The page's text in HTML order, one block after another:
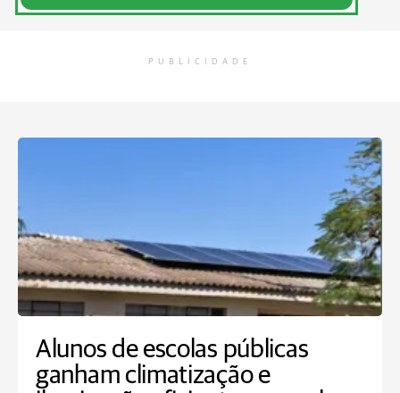
PUBLICIDADE
Alunos de escolas públicas
ganham climatização e